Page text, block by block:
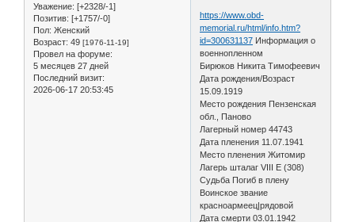
Уважение: [+2328/-1]
Позитив: [+1757/-0]
Пол: Женский
Возраст: 49 [1976-11-19]
Провел на форуме:
5 месяцев 27 дней
Последний визит:
2026-06-17 20:53:45
https://www.obd-
memorial.ru/html/info.htm?
id=300631137 Информация о
военнопленном
Бирюков Никита Тимофеевич
Дата рождения/Возраст
15.09.1919
Место рождения Пензенская
обл., Паново
Лагерный номер 44743
Дата пленения 11.07.1941
Место пленения Житомир
Лагерь шталаг VIII E (308)
Судьба Погиб в плену
Воинское звание
красноармеец|рядовой
Дата смерти 03.01.1942